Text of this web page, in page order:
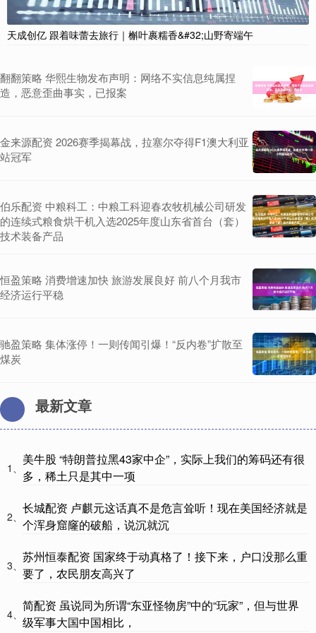
天成创亿 跟着味蕾去旅行｜槲叶裹糯香&#32;山野寄端午
翻翻策略 华熙生物发布声明：网络不实信息纯属捏
造，恶意歪曲事实，已报案
金来源配资 2026赛季揭幕战，拉塞尔夺得F1澳大利亚
站冠军
伯乐配资 中粮科工：中粮工科迎春农牧机械公司研发
的连续式粮食烘干机入选2025年度山东省首台（套）
技术装备产品
恒盈策略 消费增速加快 旅游发展良好 前八个月我市
经济运行平稳
驰盈策略 集体涨停！一则传闻引爆！“反内卷”扩散至
煤炭
最新文章
1、
美牛股 “特朗普拉黑43家中企”，实际上我们的筹码还有很
多，稀土只是其中一项
2、
长城配资 卢麒元这话真不是危言耸听！现在美国经济就是
个浑身窟窿的破船，说沉就沉
3、
苏州恒泰配资 国家终于动真格了！接下来，户口没那么重
要了，农民朋友高兴了
4、
简配资 虽说同为所谓“东亚怪物房”中的“玩家”，但与世界
级军事大国中国相比，